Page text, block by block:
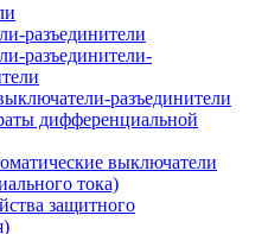
разъединители
разъединители-
разъединители
дифференциальной
выключатели
тока)
защитного